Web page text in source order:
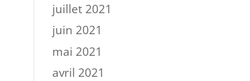
juillet 2021
juin 2021
mai 2021
avril 2021